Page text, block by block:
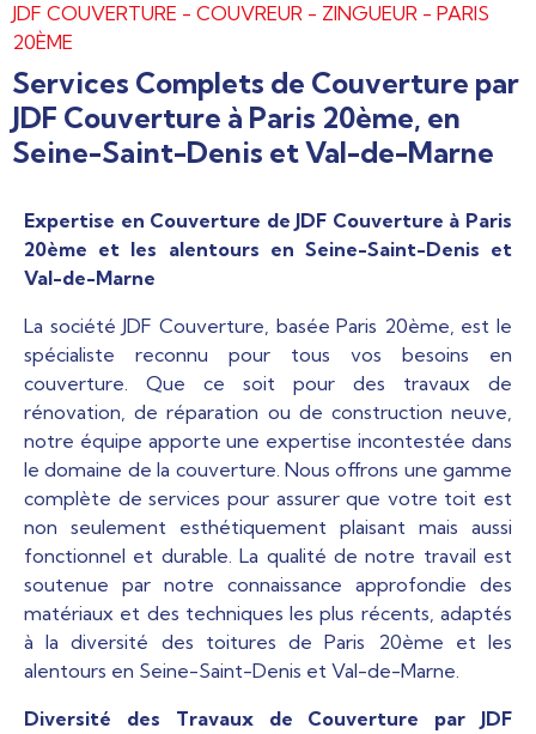
JDF COUVERTURE - COUVREUR - ZINGUEUR - PARIS
20ÈME
Services Complets de Couverture par
JDF Couverture à Paris 20ème, en
Seine-Saint-Denis et Val-de-Marne
Expertise en Couverture de JDF Couverture à Paris
20ème et les alentours en Seine-Saint-Denis et
Val-de-Marne
La société JDF Couverture, basée Paris 20ème, est le
spécialiste reconnu pour tous vos besoins en
couverture. Que ce soit pour des travaux de
rénovation, de réparation ou de construction neuve,
notre équipe apporte une expertise incontestée dans
le domaine de la couverture. Nous offrons une gamme
complète de services pour assurer que votre toit est
non seulement esthétiquement plaisant mais aussi
fonctionnel et durable. La qualité de notre travail est
soutenue par notre connaissance approfondie des
matériaux et des techniques les plus récents, adaptés
à la diversité des toitures de Paris 20ème et les
alentours en Seine-Saint-Denis et Val-de-Marne.
Diversité des Travaux de Couverture par JDF